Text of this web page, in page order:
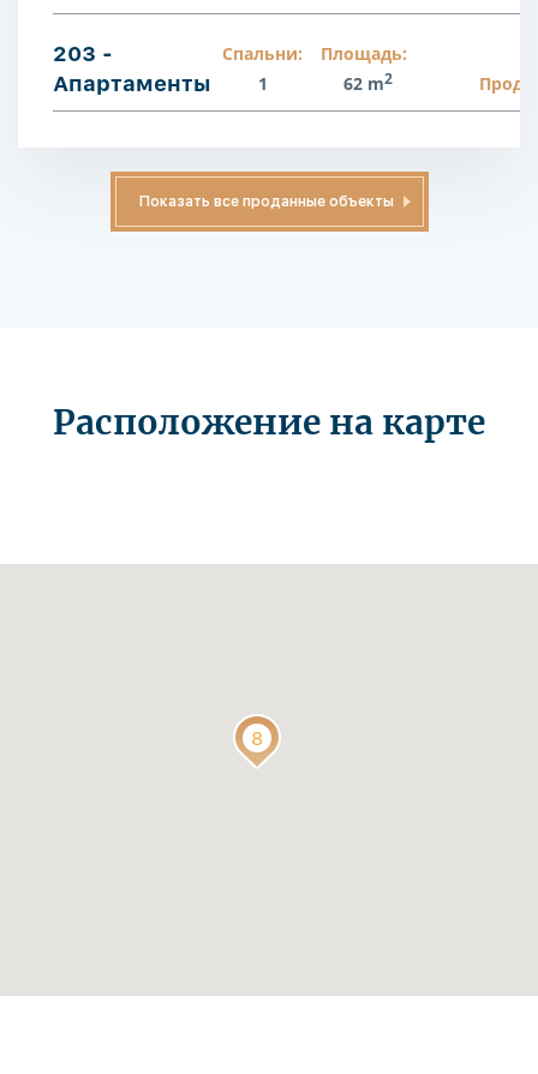
203 -
Апартаменты
Спальни:
1
Площадь:
62 m2
Показать все проданные объекты
Расположение на карте